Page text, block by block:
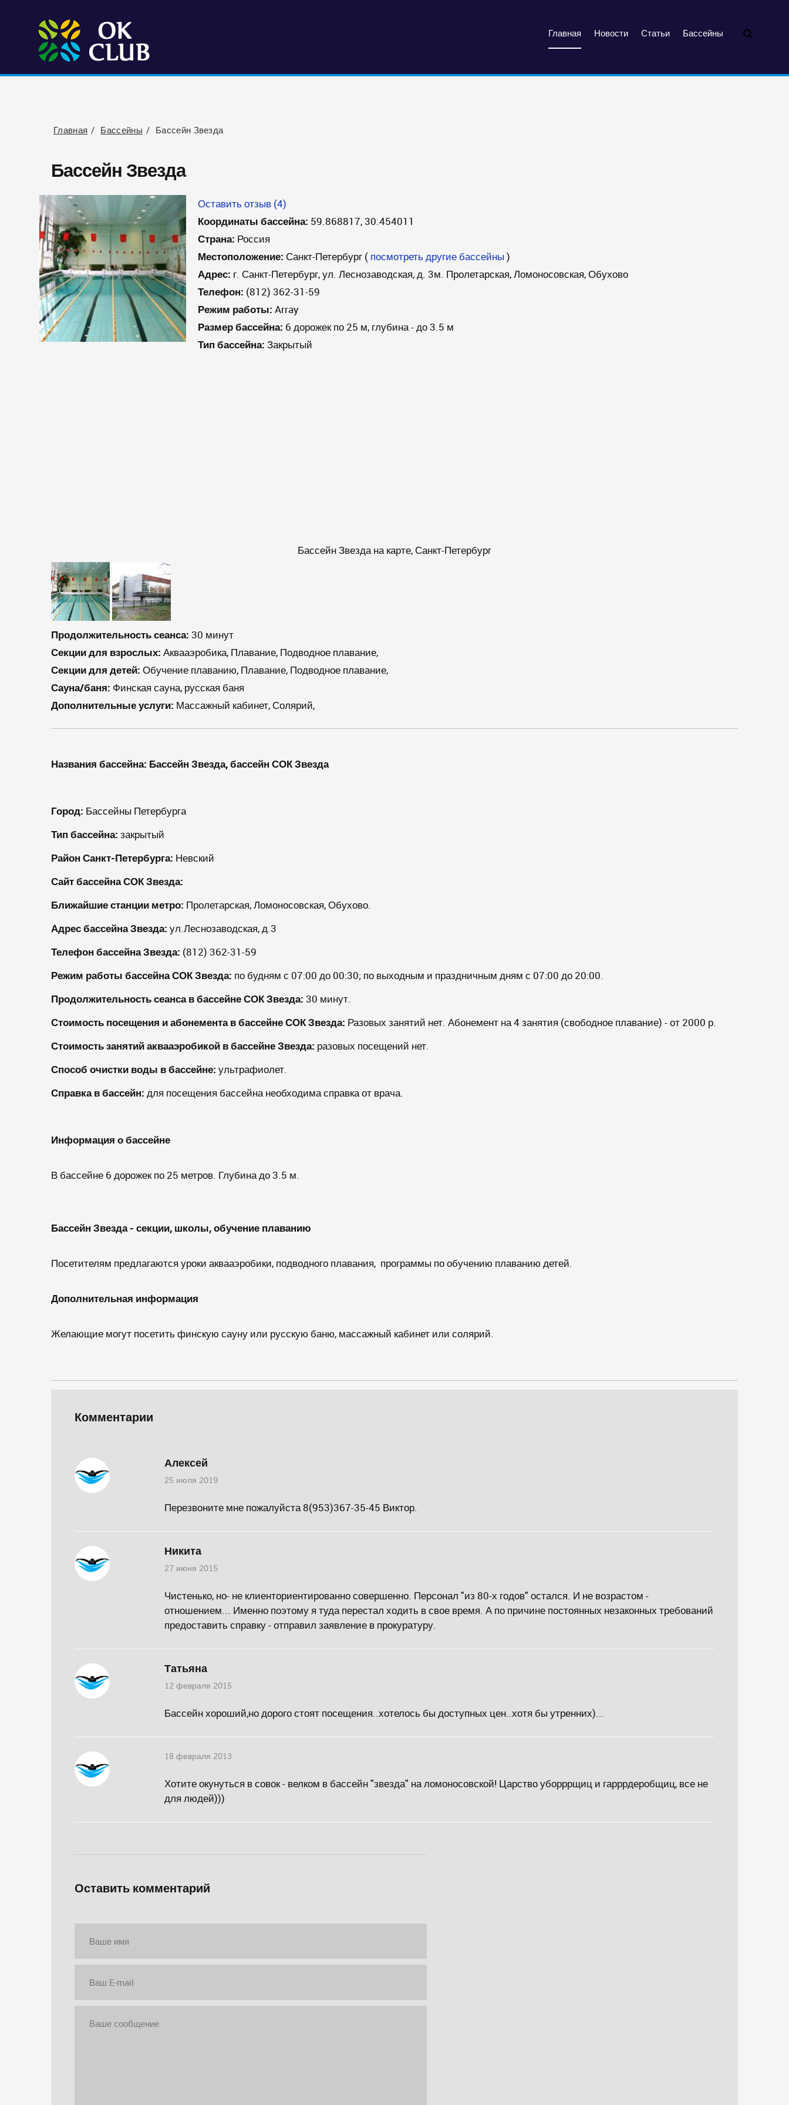
Главная Новости Статьи Бассейны
Главная Бассейны Бассейн Звезда
Бассейн Звезда
Оставить отзыв (4)
Координаты бассейна: 59.868817, 30.454011
Страна: Россия
Местоположение: Санкт-Петербург ( посмотреть другие бассейны )
Адрес: г. Санкт-Петербург, ул. Леснозаводская, д. 3м. Пролетарская, Ломоносовская, Обухово
Телефон: (812) 362-31-59
Режим работы: Array
Размер бассейна: 6 дорожек по 25 м, глубина - до 3.5 м
Тип бассейна: Закрытый
Бассейн Звезда на карте, Санкт-Петербург
Продолжительность сеанса: 30 минут
Секции для взрослых: Аквааэробика, Плавание, Подводное плавание,
Секции для детей: Обучение плаванию, Плавание, Подводное плавание,
Сауна/баня: Финская сауна, русская баня
Дополнительные услуги: Массажный кабинет, Солярий,
Названия бассейна: Бассейн Звезда, бассейн СОК Звезда
Город: Бассейны Петербурга
Тип бассейна: закрытый
Район Санкт-Петербурга: Невский
Сайт бассейнаСОК Звезда:
Ближайшие станции метро: Пролетарская, Ломоносовская, Обухово.
Адрес бассейнаЗвезда: ул.Леснозаводская, д.3
Телефон бассейнаЗвезда: (812) 362-31-59
Режим работы бассейнаСОК Звезда: по будням с 07:00 до 00:30; по выходным и праздничным дням с 07:00 до 20:00.
Продолжительность сеанса в бассейне СОК Звезда: 30 минут.
Стоимость посещения и абонемента в бассейнеСОК Звезда: Разовых занятий нет. Абонемент на 4 занятия (свободное плавание) - от 2000 р.
Стоимость занятий аквааэробикой в бассейне Звезда: разовых посещений нет.
Способ очистки воды в бассейне: ультрафиолет.
Справка в бассейн: для посещения бассейна необходима справка от врача.
Информация о бассейне
В бассейне 6 дорожек по 25 метров. Глубина до 3.5 м.
Бассейн Звезда - секции, школы, обучение плаванию
Посетителям предлагаются уроки аквааэробики, подводного плавания, программы по обучению плаванию детей.
Дополнительная информация
Желающие могут посетить финскую сауну или русскую баню, массажный кабинет или солярий.
Комментарии
Алексей
25 июля 2019
Перезвоните мне пожалуйста 8(953)367-35-45 Виктор.
Никита
27 июня 2015
Чистенько, но- не клиенториентированно совершенно. Персонал "из 80-х годов" остался. И не возрастом -
отношением... Именно поэтому я туда перестал ходить в свое время. А по причине постоянных незаконных требований
предоставить справку - отправил заявление в прокуратуру.
Татьяна
12 февраля 2015
Бассейн хороший,но дорого стоят посещения..хотелось бы доступных цен..хотя бы утренних)...
18 февраля 2013
Хотите окунуться в совок - велком в бассейн "звезда" на ломоносовской! Царство уборррщиц и гарррдеробщиц, все не
для людей)))
Оставить комментарий